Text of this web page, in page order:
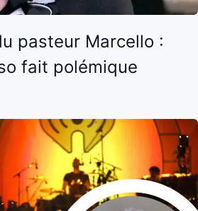
pasteur Marcello :
fait polémique